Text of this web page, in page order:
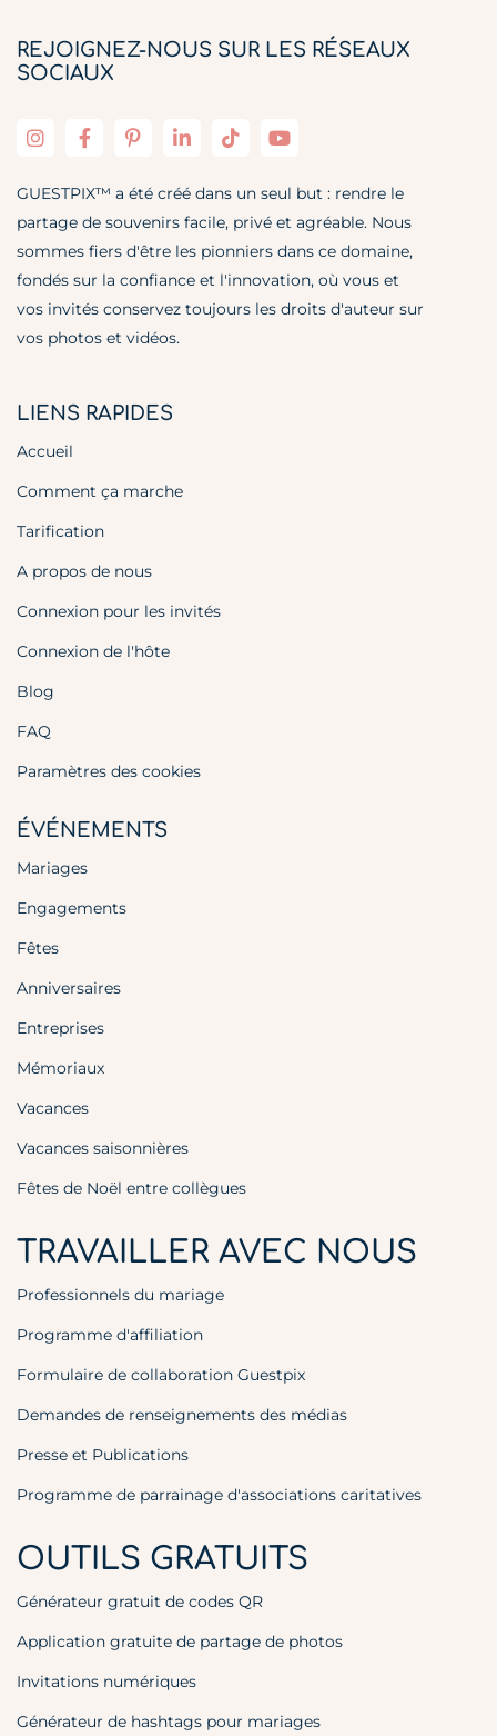
REJOIGNEZ-NOUS SUR LES RÉSEAUX
SOCIAUX
GUESTPIX™ a été créé dans un seul but : rendre le
partage de souvenirs facile, privé et agréable. Nous
sommes fiers d'être les pionniers dans ce domaine,
fondés sur la confiance et l'innovation, où vous et
vos invités conservez toujours les droits d'auteur sur
vos photos et vidéos.
LIENS RAPIDES
Accueil
Comment ça marche
Tarification
A propos de nous
Connexion pour les invités
Connexion de l'hôte
Blog
FAQ
Paramètres des cookies
ÉVÉNEMENTS
Mariages
Engagements
Fêtes
Anniversaires
Entreprises
Mémoriaux
Vacances
Vacances saisonnières
Fêtes de Noël entre collègues
TRAVAILLER AVEC NOUS
Professionnels du mariage
Programme d'affiliation
Formulaire de collaboration Guestpix
Demandes de renseignements des médias
Presse et Publications
Programme de parrainage d'associations caritatives
OUTILS GRATUITS
Générateur gratuit de codes QR
Application gratuite de partage de photos
Invitations numériques
Générateur de hashtags pour mariages